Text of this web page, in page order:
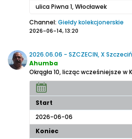
ulica Piwna 1, Włocławek
Channel: Giełdy kolekcjonerskie
2026-06-14, 13:20
2026.06.06 - SZCZECIN, X
Ahumba
Start
2026-06-06
Koniec